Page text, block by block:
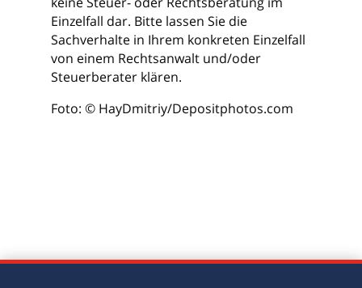
Einzelfall dar. Bitte lassen Sie die
Sachverhalte in Ihrem konkreten Einzelfall
von einem Rechtsanwalt und/oder
Steuerberater klären.
Foto: © HayDmitriy/Depositphotos.com